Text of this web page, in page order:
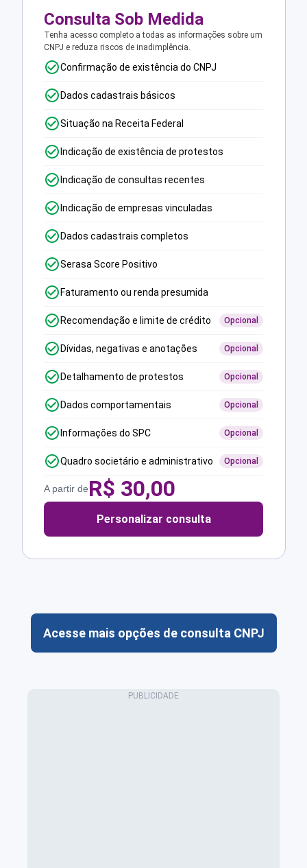
Consulta Sob Medida
Tenha acesso completo a todas as informações sobre um
CNPJ e reduza riscos de inadimplência.
Confirmação de existência do CNPJ
Dados cadastrais básicos
Situação na Receita Federal
Indicação de existência de protestos
Indicação de consultas recentes
Indicação de empresas vinculadas
Dados cadastrais completos
Serasa Score Positivo
Faturamento ou renda presumida
Recomendação e limite de crédito Opcional
Dívidas, negativas e anotações Opcional
Detalhamento de protestos Opcional
Dados comportamentais Opcional
Informações do SPC Opcional
Quadro societário e administrativo Opcional
A partir deR$ 30,00
Personalizar consulta
Acesse mais opções de consulta CNPJ